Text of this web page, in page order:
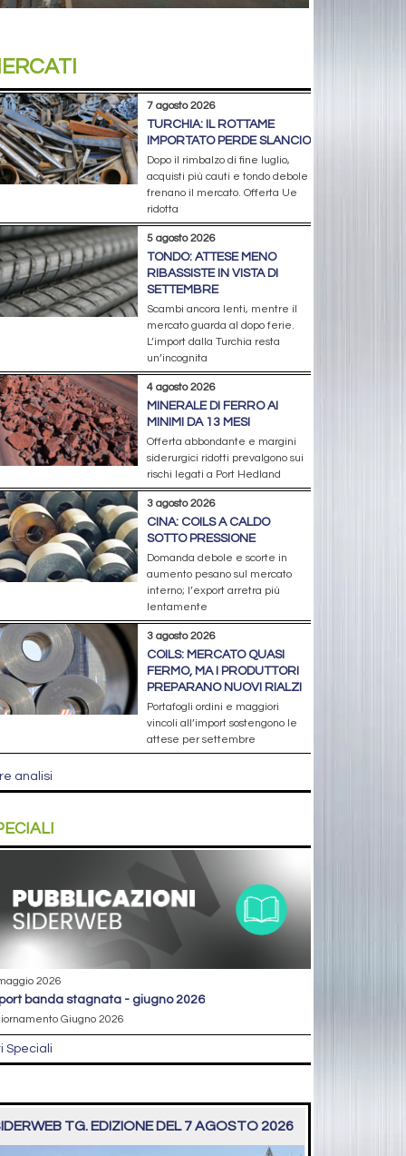
7 agosto 2026
TURCHIA: IL ROTTAME
IMPORTATO PERDE SLANCIO
Dopo il rimbalzo di fine luglio,
acquisti più cauti e tondo debole
frenano il mercato. Offerta Ue
ridotta
5 agosto 2026
TONDO: ATTESE MENO
RIBASSISTE IN VISTA DI
SETTEMBRE
Scambi ancora lenti, mentre il
mercato guarda al dopo ferie.
L’import dalla Turchia resta
un’incognita
4 agosto 2026
MINERALE DI FERRO AI
MINIMI DA 13 MESI
Offerta abbondante e margini
siderurgici ridotti prevalgono sui
rischi legati a Port Hedland
3 agosto 2026
CINA: COILS A CALDO
SOTTO PRESSIONE
Domanda debole e scorte in
aumento pesano sul mercato
interno; l’export arretra più
lentamente
3 agosto 2026
COILS: MERCATO QUASI
FERMO, MA I PRODUTTORI
PREPARANO NUOVI RIALZI
Portafogli ordini e maggiori
vincoli all’import sostengono le
attese per settembre
analisi
2026
banda stagnata - giugno 2026
Giugno 2026
Speciali
TG. EDIZIONE DEL 7 AGOSTO 2026